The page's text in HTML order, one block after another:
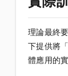
理論最終
下提供將
體應用的